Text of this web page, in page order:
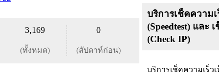
3,169
(ทั้งหมด)
0
(สัปดาห์ก่อน)
บริการเช็คความเ
(Speedtest) และ
(Check IP)
บริการเช็คความเร็ว